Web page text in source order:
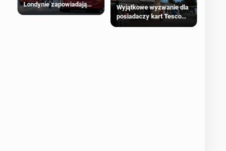
Londynie zapowiadają
strajki
Wyjątkowe wyzwanie dla
posiadaczy kart Tesco
Clubcard!